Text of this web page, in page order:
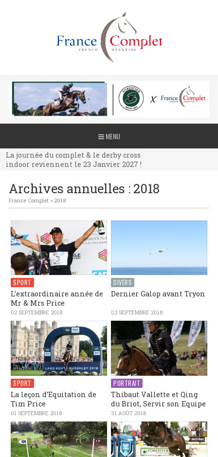
MENU
La journée du complet & le derby cross
indoor reviennent le 23 Janvier 2027 !
La journée du complet & le derby cross
indoor reviennent le 23 Janvier 2027 !
indoor reviennent le 23 Janvier 2027 !
Archives annuelles : 2018
France Complet» 2018
SPORT
L’extraordinaire année de
Mr & Mrs Price
02 SEPTEMBRE 2018
DIVERS
Dernier Galop avant Tryon
02 SEPTEMBRE 2018
SPORT
La leçon d’Equitation de
Tim Price
01 SEPTEMBRE 2018
PORTRAIT
Thibaut Vallette et Qing
du Briot, Servir son Equipe
31 AOÛT 2018